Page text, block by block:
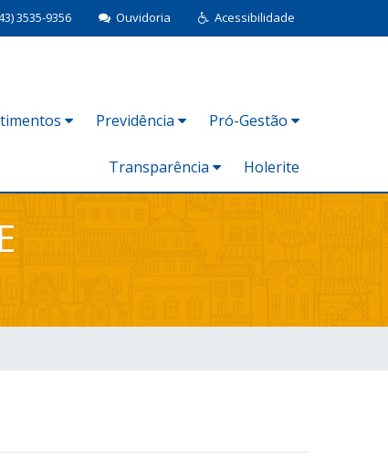
Acessibilidade
Ouvidoria
3535-9356
Previdência Pró-Gestão
Transparência Holerite